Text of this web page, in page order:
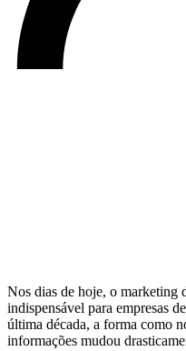
Nos dias de hoje, o marketing
indispensável para empresas
última década, a forma como
informações mudou